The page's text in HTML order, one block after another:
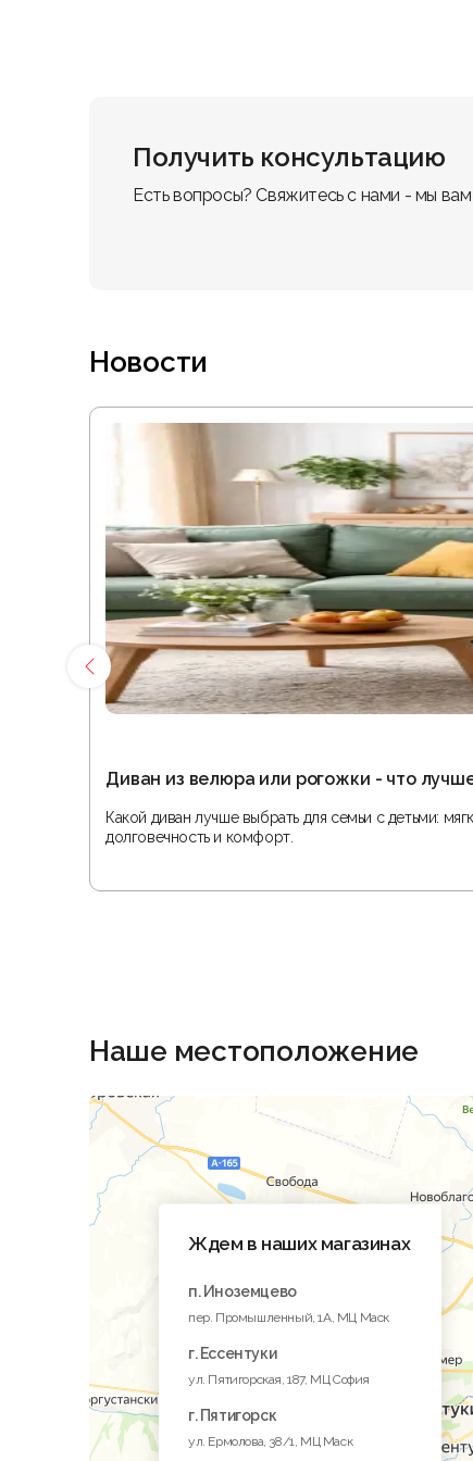
Получить консультацию
Есть вопросы? Свяжитесь с нами - мы
Новости
Диван из велюра или рогожки - что
Какой диван лучше выбрать для семьи с детьми:
долговечность и комфорт.
Наше местоположение
Ждем в наших магазинах
п. Иноземцево
пер. Промышленный, 1A, МЦ Маск
г. Ессентуки
ул. Пятигорская, 187, МЦ София
г. Пятигорск
ул. Ермолова, 38/1, МЦ Маск